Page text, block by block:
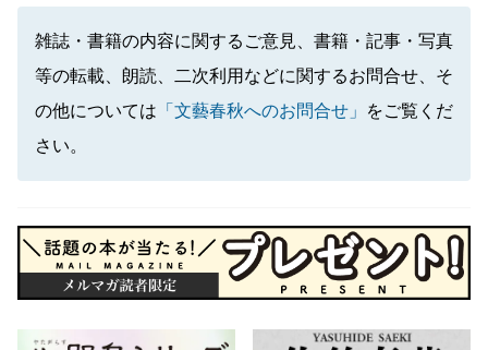
雑誌・書籍の内容に関するご意見、書籍・記事・写真
等の転載、朗読、二次利用などに関するお問合せ、そ
の他については 「文藝春秋へのお問合せ」
をご覧くだ
さい。